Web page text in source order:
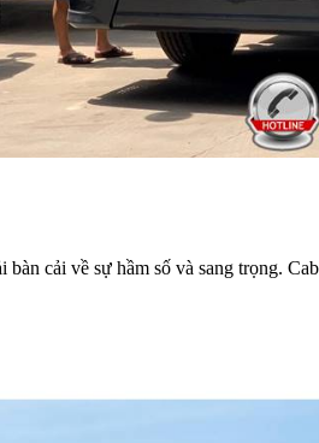
bàn cải về sự hầm số và sang trọng.